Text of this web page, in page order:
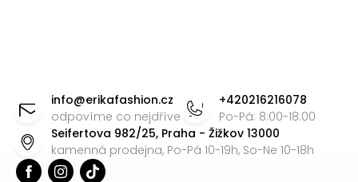
info@erikafashion.cz
odpovíme co nejdříve
+420216216078
Po-Pá: 8:00-18:00
Seifertova 982/25, Praha - Žižkov 13000
kamenná prodejna, Po-Pá 10-19h, So-Ne 10-18h